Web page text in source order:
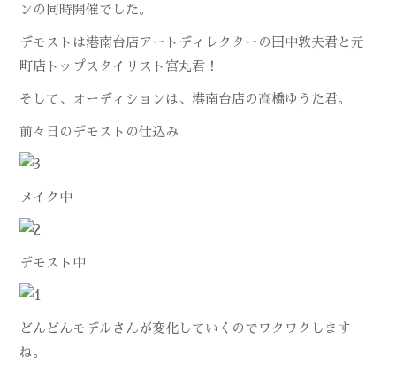
ンの同時開催でした。
デモストは港南台店アートディレクターの田中敦夫君と元
町店トップスタイリスト宮丸君！
そして、オーディションは、港南台店の高橋ゆうた君。
前々日のデモストの仕込み
メイク中
デモスト中
どんどんモデルさんが変化していくのでワクワクします
ね。